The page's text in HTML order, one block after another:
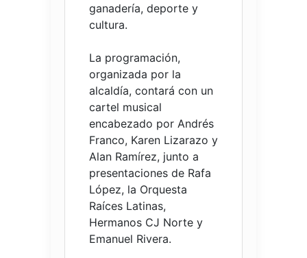
ganadería, deporte y
cultura.
La programación,
organizada por la
alcaldía, contará con un
cartel musical
encabezado por Andrés
Franco, Karen Lizarazo y
Alan Ramírez, junto a
presentaciones de Rafa
López, la Orquesta
Raíces Latinas,
Hermanos CJ Norte y
Emanuel Rivera.